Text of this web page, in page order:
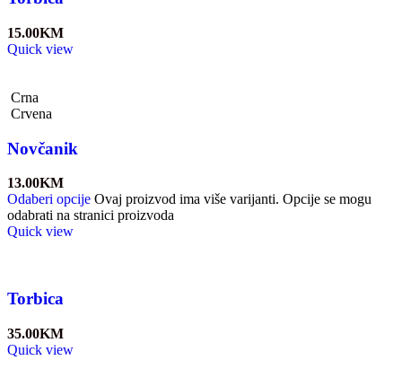
15.00KM
Quick view
Crna
Crvena
Novčanik
13.00KM
Odaberi opcije Ovaj proizvod ima više varijanti. Opcije se mogu
odabrati na stranici proizvoda
Quick view
Torbica
35.00KM
Quick view